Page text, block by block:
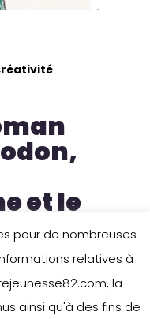
et le
pour de nombreuses
relatives à
la
ainsi qu'à des fins de